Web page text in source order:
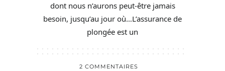
dont nous n’aurons peut-être jamais
besoin, jusqu’au jour où…L’assurance de
plongée est un
2 COMMENTAIRES